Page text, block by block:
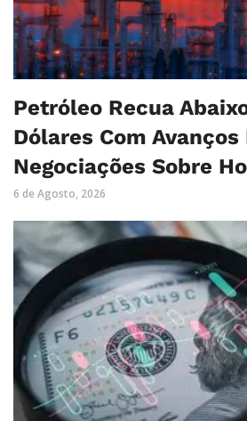
Petróleo Recua
Dólares Com Avanços
Negociações Sobre
6 de Agosto, 2026